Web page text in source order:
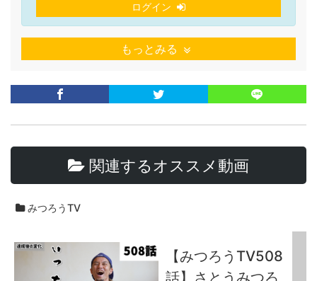
ログイン
もっとみる
関連するオススメ動画
みつろうTV
【みつろうTV508
話】さとうみつろ